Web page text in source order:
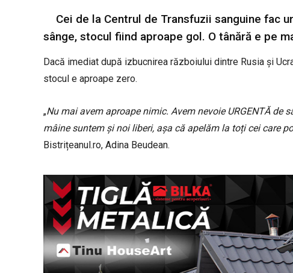
Cei de la Centrul de Transfuzii sanguine fac
sânge, stocul fiind aproape gol. O tânără e pe
Dacă imediat după izbucnirea războiului dintre Rusia și
stocul e aproape zero.
„Nu mai avem aproape nimic. Avem nevoie URGENTĂ de
mâine suntem și noi liberi, așa că apelăm la toți cei care
Bistrițeanul.ro, Adina Beudean.